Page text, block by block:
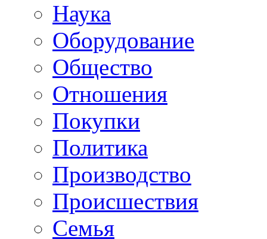
Наука
Оборудование
Общество
Отношения
Покупки
Политика
Производство
Происшествия
Семья